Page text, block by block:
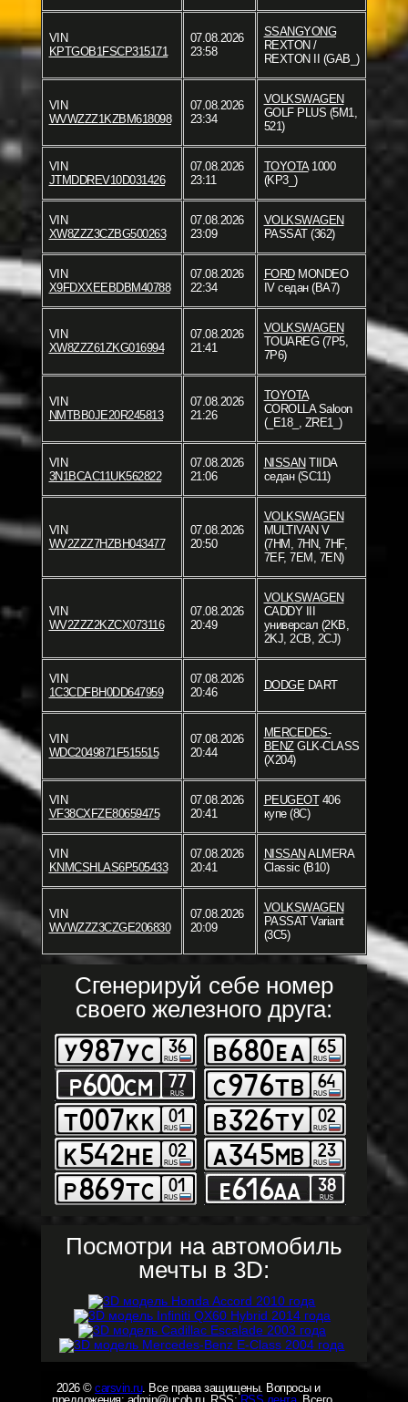
VIN
KPTGOB1FSCP315171
07.08.2026
23:58
SSANGYONG
REXTON /
REXTON II (GAB_)
VIN
WVWZZZ1KZBM618098
07.08.2026
23:34
VOLKSWAGEN
GOLF PLUS (5M1,
521)
VIN
JTMDDREV10D031426
07.08.2026
23:11
TOYOTA1000
(KP3_)
VIN
XW8ZZZ3CZBG500263
07.08.2026
23:09
VOLKSWAGEN
PASSAT (362)
VIN
X9FDXXEEBDBM40788
07.08.2026
22:34
FORDMONDEO
IV седан (BA7)
VIN
XW8ZZZ61ZKG016994
07.08.2026
21:41
VOLKSWAGEN
TOUAREG (7P5,
7P6)
VIN
NMTBB0JE20R245813
07.08.2026
21:26
TOYOTA
COROLLA Saloon
(_E18_, ZRE1_)
VIN
3N1BCAC11UK562822
07.08.2026
21:06
NISSAN TIIDA
седан (SC11)
VIN
WV2ZZZ7HZBH043477
07.08.2026
20:50
VOLKSWAGEN
MULTIVAN V
(7HM, 7HN, 7HF,
7EF, 7EM, 7EN)
VIN
WV2ZZZ2KZCX073116
07.08.2026
20:49
VOLKSWAGEN
CADDY III
универсал (2KB,
2KJ, 2CB, 2CJ)
VIN
1C3CDFBH0DD647959
07.08.2026
20:46
DODGEDART
VIN
WDC2049871F515515
07.08.2026
20:44
MERCEDES-
BENZGLK-CLASS
(X204)
VIN
VF38CXFZE80659475
07.08.2026
20:41
PEUGEOT406
купе (8C)
VIN
KNMCSHLAS6P505433
07.08.2026
20:41
NISSAN ALMERA
Classic (B10)
VIN
WVWZZZ3CZGE206830
07.08.2026
20:09
VOLKSWAGEN
PASSAT Variant
(3C5)
Сгенерируй себе номер
своего железного друга:
Посмотри на автомобиль
мечты в 3D:
2026 © carsvin.ru. Все права защищены. Вопросы и